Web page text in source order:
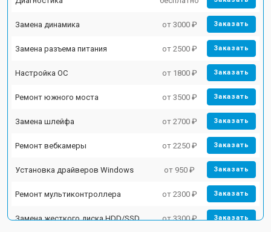
Замена динамика от 3000 ₽ Заказать
Замена разъема питания от 2500 ₽ Заказать
Настройка ОС от 1800 ₽ Заказать
Ремонт южного моста от 3500 ₽ Заказать
Замена шлейфа от 2700 ₽ Заказать
Ремонт вебкамеры от 2250 ₽ Заказать
Установка драйверов Windows от 950 ₽ Заказать
Ремонт мультиконтроллера от 2300 ₽ Заказать
Замена жесткого диска HDD/SSD от 3300 ₽ Заказать